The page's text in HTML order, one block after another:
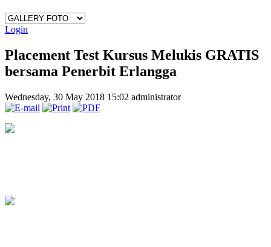
Login
Placement Test Kursus Melukis GRATIS
bersama Penerbit Erlangga
Wednesday, 30 May 2018 15:02 administrator